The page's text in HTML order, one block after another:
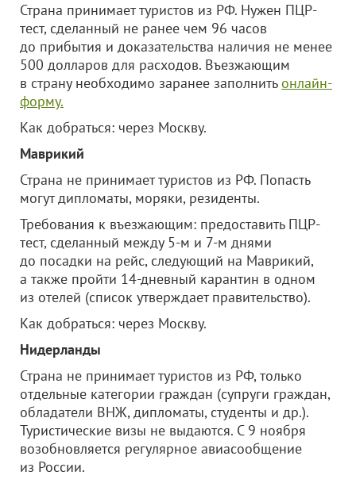
Страна принимает туристов из РФ. Нужен ПЦР-
тест, сделанный не ранее чем 96 часов
до прибытия и доказательства наличия не менее
500 долларов для расходов. Въезжающим
в страну необходимо заранее заполнитьонлайн-
форму.
Как добраться: через Москву.
Маврикий
Страна не принимает туристов из РФ. Попасть
могут дипломаты, моряки, резиденты.
Требования к въезжающим: предоставить ПЦР-
тест, сделанный между 5-м и 7-м днями
до посадки на рейс, следующий на Маврикий,
а также пройти 14-дневный карантин в одном
из отелей (список утверждает правительство).
Как добраться: через Москву.
Нидерланды
Страна не принимает туристов из РФ, только
отдельные категории граждан (супруги граждан,
обладатели ВНЖ, дипломаты, студенты и др.).
Туристические визы не выдаются. С 9 ноября
возобновляется регулярное авиасообщение
из России.